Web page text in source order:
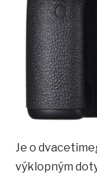
Je o
výklopným